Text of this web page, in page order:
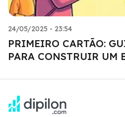
24/05/2025 - 23:54
PRIMEIRO CARTÃO:
PARA CONSTRUIR UM